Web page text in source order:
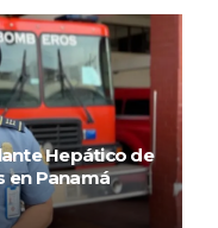
Hepático de
en Panamá